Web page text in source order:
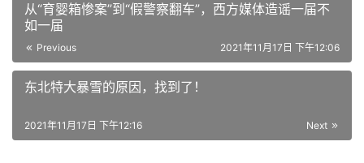
从“育婴箱惨案”到“假警察翻车”，西方媒体造谣一届不
如一届
Previous 2021年11月17日 下午12:06
东北特大暴雪的原因，找到了！
Next
2021年11月17日 下午12:16